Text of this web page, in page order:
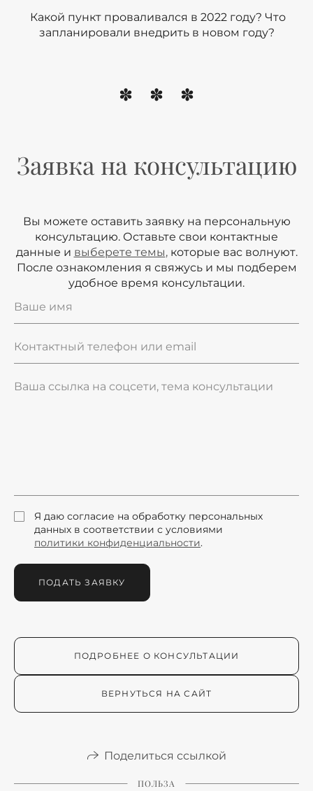
Какой пункт проваливался в 2022 году? Что
запланировали внедрить в новом году?
Заявка на консультацию
Вы можете оставить заявку на персональную
консультацию. Оставьте свои контактные
данные и выберете темы,которые вас волнуют.
После ознакомления я свяжусь и мы подберем
удобное время консультации.
Я даю согласие на обработку персональных
данных в соответствии с условиями
политики конфиденциальности.
ПОДАТЬ ЗАЯВКУ
ПОДРОБНЕЕ О КОНСУЛЬТАЦИИ
ВЕРНУТЬСЯ НА САЙТ
Поделиться ссылкой
ПОЛЬЗА